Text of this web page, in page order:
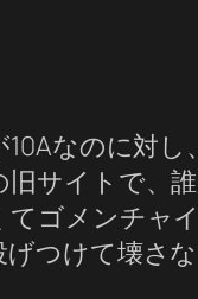
なのに対し
サイトで、
てゴメンチャ
つけて壊さ